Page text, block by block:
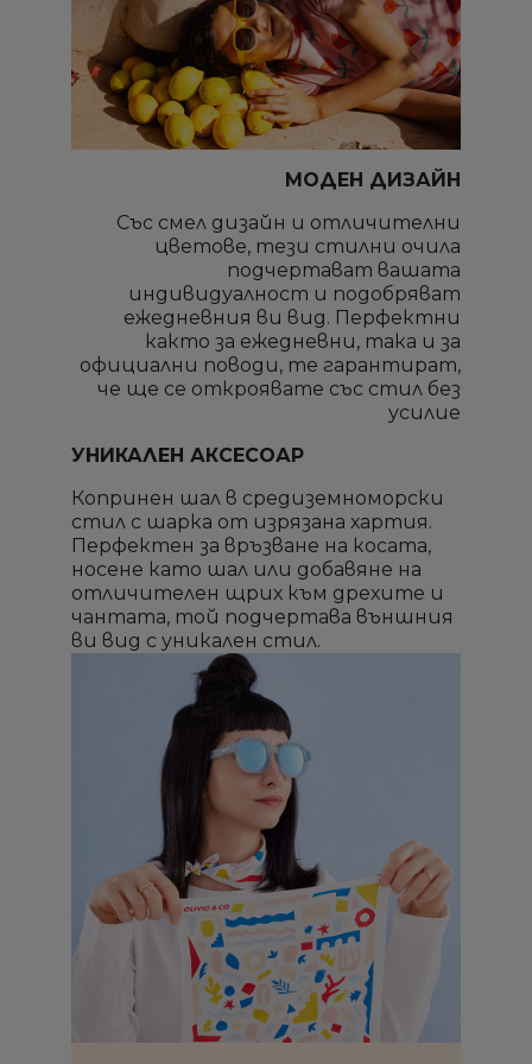
МОДЕН ДИЗАЙН
Със смел дизайн и отличителни
цветове, тези стилни очила
подчертават вашата
индивидуалност и подобряват
ежедневния ви вид. Перфектни
както за ежедневни, така и за
официални поводи, те гарантират,
че ще се откроявате със стил без
усилие
УНИКАЛЕН АКСЕСОАР
Копринен шал в средиземноморски
стил с шарка от изрязана хартия.
Перфектен за връзване на косата,
носене като шал или добавяне на
отличителен щрих към дрехите и
чантата, той подчертава външния
ви вид с уникален стил.